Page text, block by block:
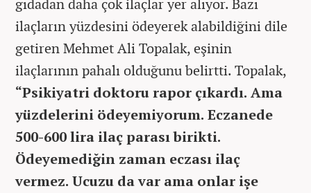
gıdadan daha çok ilaçlar yer alıyor. Bazı
ilaçların yüzdesini ödeyerek alabildiğini dile
getiren Mehmet Ali Topalak, eşinin
ilaçlarının pahalı olduğunu belirtti. Topalak,
“Psikiyatri doktoru rapor çıkardı. Ama
yüzdelerini ödeyemiyorum. Eczanede
500-600 lira ilaç parası birikti.
Ödeyemediğin zaman eczası ilaç
vermez. Ucuzu da var ama onlar işe